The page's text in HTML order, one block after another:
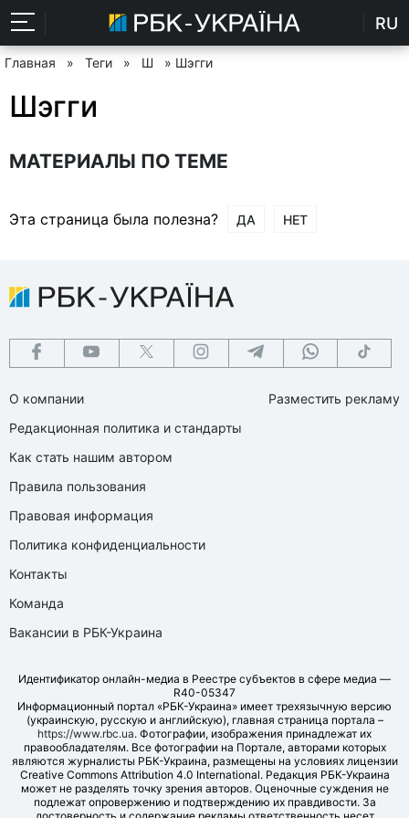
RU
Главная » Теги » Ш » Шэгги
Шэгги
МАТЕРИАЛЫ ПО ТЕМЕ
Эта страница была полезна? ДА НЕТ
О компании
Редакционная политика и стандарты
Как стать нашим автором
Правила пользования
Правовая информация
Политика конфиденциальности
Контакты
Команда
Вакансии в РБК-Украина
Разместить рекламу
Идентификатор онлайн-медиа в Реестре субъектов в сфере медиа —
R40-05347
Информационный портал «РБК-Украина» имеет трехязычную версию
(украинскую, русскую и английскую), главная страница портала –
https://www.rbc.ua. Фотографии, изображения принадлежат их
правообладателям. Все фотографии на Портале, авторами которых
являются журналисты РБК-Украина, размещены на условиях лицензии
Creative Commons Attribution 4.0 International. Редакция РБК-Украина
может не разделять точку зрения авторов. Оценочные суждения не
подлежат опровержению и подтверждению их правдивости. За